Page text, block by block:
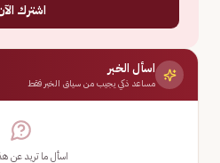
اشترك
اسأل الخبر
مساعد ذكي يجيب من سياق الخبر فقط
اسأل ما تريد عن